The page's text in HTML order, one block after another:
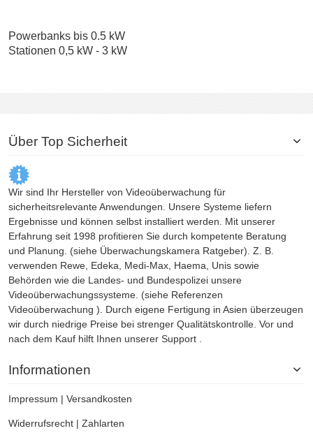
Powerbanks bis 0.5 kW
Stationen 0,5 kW - 3 kW
Über Top Sicherheit
Wir sind Ihr Hersteller von Videoüberwachung für
sicherheitsrelevante Anwendungen. Unsere Systeme liefern
Ergebnisse und können selbst installiert werden. Mit unserer
Erfahrung seit 1998 profitieren Sie durch kompetente Beratung
und Planung. (siehe Überwachungskamera Ratgeber). Z. B.
verwenden Rewe, Edeka, Medi-Max, Haema, Unis sowie
Behörden wie die Landes- und Bundespolizei unsere
Videoüberwachungssysteme. (siehe Referenzen
Videoüberwachung ). Durch eigene Fertigung in Asien überzeugen
wir durch niedrige Preise bei strenger Qualitätskontrolle. Vor und
nach dem Kauf hilft Ihnen unserer Support .
Informationen
Impressum | Versandkosten
Widerrufsrecht | Zahlarten